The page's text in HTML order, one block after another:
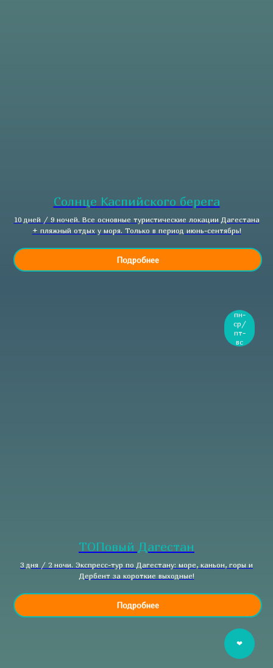
Солнце Каспийского берега
10 дней / 9 ночей. Все основные туристические локации Дагестана
+ пляжный отдых у моря. Только в период июнь-сентябрь!
Подробнее
пн-
ср/
пт-
вс
ТОПовый Дагестан
3 дня / 2 ночи. Экспресс-тур по Дагестану: море, каньон, горы и
Дербент за короткие выходные!
Подробнее
❤